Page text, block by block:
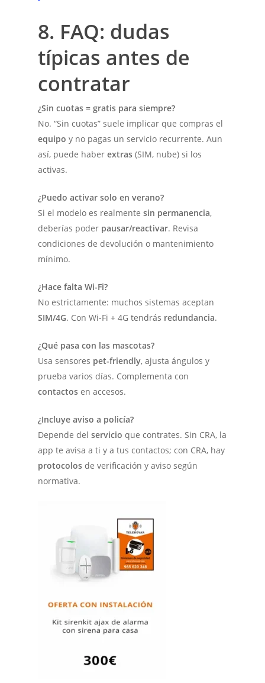
8. FAQ: dudas
típicas antes de
contratar
¿Sin cuotas = gratis para siempre?
No. “Sin cuotas” suele implicar que compras el
equipo y no pagas un servicio recurrente. Aun
así, puede haberextras (SIM, nube) si los
activas.
¿Puedo activar solo en verano?
Si el modelo es realmentesin permanencia,
deberías poder pausar/reactivar. Revisa
condiciones de devolución o mantenimiento
mínimo.
¿Hace falta Wi-Fi?
No estrictamente: muchos sistemas aceptan
SIM/4G. Con Wi-Fi + 4G tendrás redundancia.
¿Qué pasa con las mascotas?
Usa sensores pet-friendly, ajusta ángulos y
prueba varios días. Complementa con
contactos en accesos.
¿Incluye aviso a policía?
Depende delservicio que contrates. Sin CRA, la
app te avisa a ti y a tus contactos; con CRA, hay
protocolos de verificación y aviso según
normativa.